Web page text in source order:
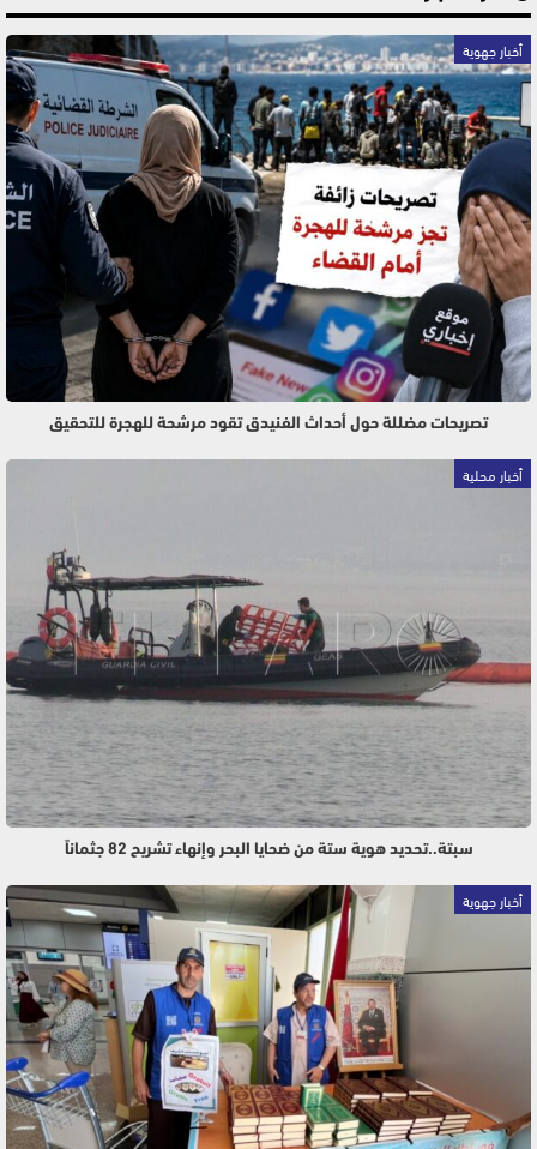
أخبار جهوية
تصريحات مضللة حول أحداث الفنيدق تقود مرشحة للهجرة للتحقيق
أخبار محلية
سبتة..تحديد هوية ستة من ضحايا البحر وإنهاء تشريح 82 جثماناً
أخبار جهوية